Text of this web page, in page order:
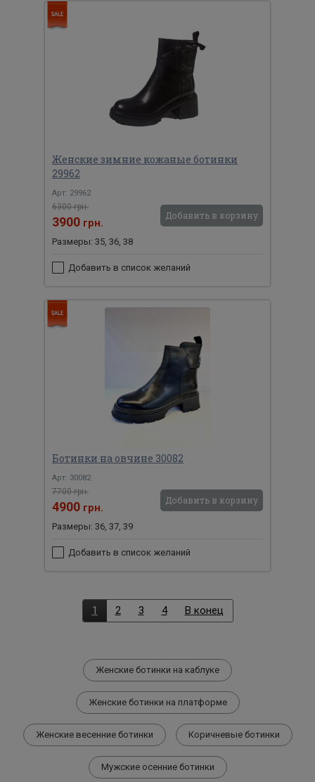
Женские зимние кожаные ботинки
29962
Арт: 29962
6300 грн.
3900 грн.
Добавить в корзину
Размеры: 35, 36, 38
Добавить в список желаний
Ботинки на овчине 30082
Арт: 30082
7700 грн.
4900 грн.
Добавить в корзину
Размеры: 36, 37, 39
Добавить в список желаний
1 2 3 4 В конец
Женские ботинки на каблуке
Женские ботинки на платформе
Женские весенние ботинки Коричневые ботинки
Мужские осенние ботинки